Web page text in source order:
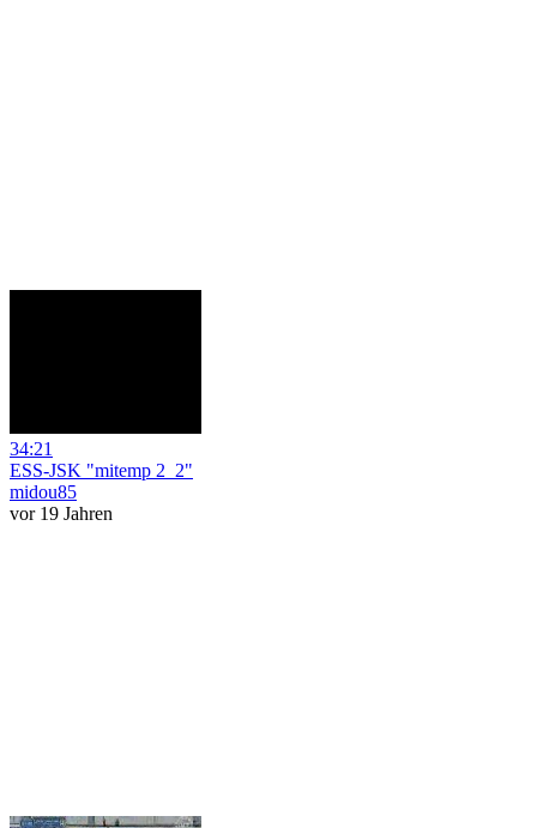
34:21
ESS-JSK "mitemp 2_2"
midou85
vor 19 Jahren